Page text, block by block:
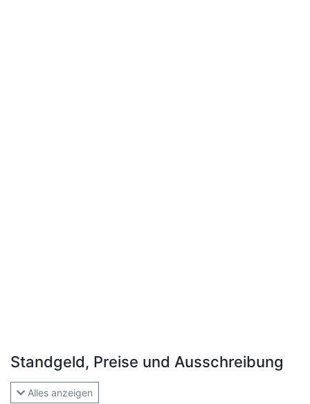
Standgeld, Preise und Ausschreibung
Alles anzeigen